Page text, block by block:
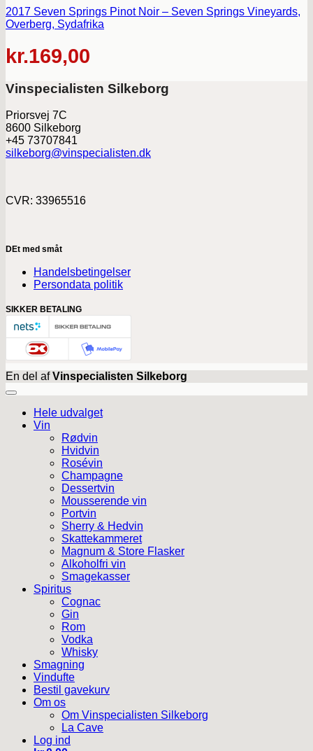
2017 Seven Springs Pinot Noir – Seven Springs Vineyards,
Overberg, Sydafrika
kr.169,00
Vinspecialisten Silkeborg
Priorsvej 7C
8600 Silkeborg
+45 73707841
silkeborg@vinspecialisten.dk
CVR: 33965516
DEt med småt
Handelsbetingelser
Persondata politik
SIKKER BETALING
En del afVinspecialisten Silkeborg
Hele udvalget
Vin
Rødvin
Hvidvin
Rosévin
Champagne
Dessertvin
Mousserende vin
Portvin
Sherry & Hedvin
Skattekammeret
Magnum & Store Flasker
Alkoholfri vin
Smagekasser
Spiritus
Cognac
Gin
Rom
Vodka
Whisky
Smagning
Vindufte
Bestil gavekurv
Om os
Om Vinspecialisten Silkeborg
La Cave
Log ind